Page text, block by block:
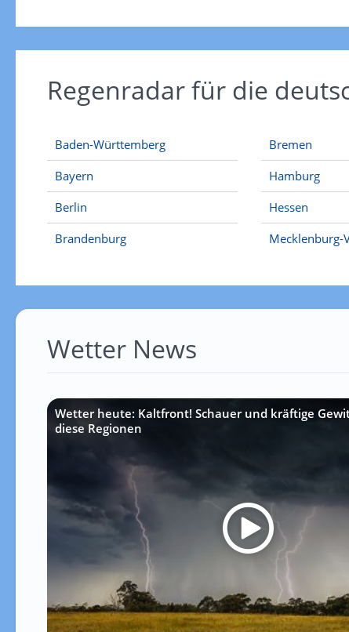
Regenradar für die
Baden-Württemberg
Bayern
Berlin
Brandenburg
Bremen
Hamburg
Hessen
Mecklenburg-
Wetter News
Wetter heute: Kaltfront! Schauer und kräftige
diese Regionen